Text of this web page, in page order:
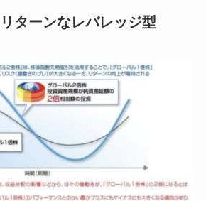
ターンなレバレッジ型